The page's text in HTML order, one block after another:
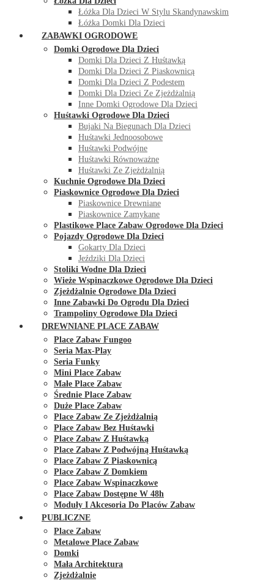
Łóżka Dla Dzieci W Stylu Skandynawskim
Łóżka Domki Dla Dzieci
ZABAWKI OGRODOWE
Domki Ogrodowe Dla Dzieci
Domki Dla Dzieci Z Huśtawką
Domki Dla Dzieci Z Piaskownicą
Domki Dla Dzieci Z Podestem
Domki Dla Dzieci Ze Zjeżdżalnią
Inne Domki Ogrodowe Dla Dzieci
Huśtawki Ogrodowe Dla Dzieci
Bujaki Na Biegunach Dla Dzieci
Huśtawki Jednoosobowe
Huśtawki Podwójne
Huśtawki Równoważne
Huśtawki Ze Zjeżdżalnią
Kuchnie Ogrodowe Dla Dzieci
Piaskownice Ogrodowe Dla Dzieci
Piaskownice Drewniane
Piaskownice Zamykane
Plastikowe Place Zabaw Ogrodowe Dla Dzieci
Pojazdy Ogrodowe Dla Dzieci
Gokarty Dla Dzieci
Jeździki Dla Dzieci
Stoliki Wodne Dla Dzieci
Wieże Wspinaczkowe Ogrodowe Dla Dzieci
Zjeżdżalnie Ogrodowe Dla Dzieci
Inne Zabawki Do Ogrodu Dla Dzieci
Trampoliny Ogrodowe Dla Dzieci
DREWNIANE PLACE ZABAW
Place Zabaw Fungoo
Seria Max-Play
Seria Funky
Mini Place Zabaw
Małe Place Zabaw
Średnie Place Zabaw
Duże Place Zabaw
Place Zabaw Ze Zjeżdżalnią
Place Zabaw Bez Huśtawki
Place Zabaw Z Huśtawką
Place Zabaw Z Podwójną Huśtawką
Place Zabaw Z Piaskownicą
Place Zabaw Z Domkiem
Place Zabaw Wspinaczkowe
Place Zabaw Dostępne W 48h
Moduły I Akcesoria Do Placów Zabaw
PUBLICZNE
Place Zabaw
Metalowe Place Zabaw
Domki
Mała Architektura
Zjeżdżalnie